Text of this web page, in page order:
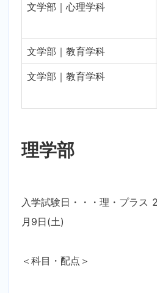
文学部｜心理学科
文学部｜教育学科
文学部｜教育学科
理学部
入学試験日・・・理・プラス
月9日(土)
＜科目・配点＞